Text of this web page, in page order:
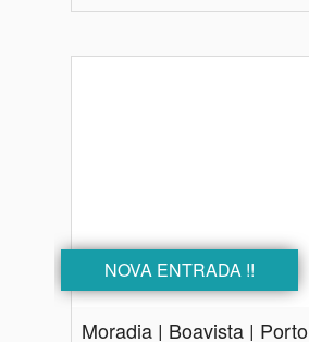
NOVA ENTRADA !!
Moradia | Boavista | Porto